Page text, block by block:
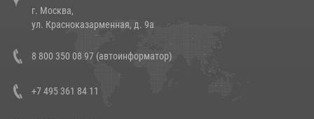
14 июля 2026, 12:20
В Росгвардии прошла военно-научная конференция по обобщению
боевого опыта
г. Москва,
ул. Красноказарменная, д. 9а
8 800 350 08 97 (автоинформатор)
+7 495 361 84 11